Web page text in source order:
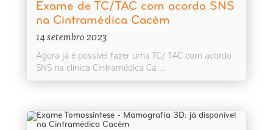
Exame de TC/TAC com acordo SNS
na Cintramédica Cacém
14 setembro 2023
Agora já é possível fazer uma TC/ TAC com acordo
SNS na clínica Cintramédica Ca ...